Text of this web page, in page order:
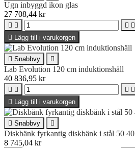
Ugn inbyggd ikon glas
27 708,44 kr
   
 Lägg till i varukorgen
 Snabbvy 
Lab Evolution 120 cm induktionshäll
40 836,95 kr
   
 Lägg till i varukorgen
 Snabbvy 
Diskbänk fyrkantig diskbänk i stål 50
8 745,04 kr